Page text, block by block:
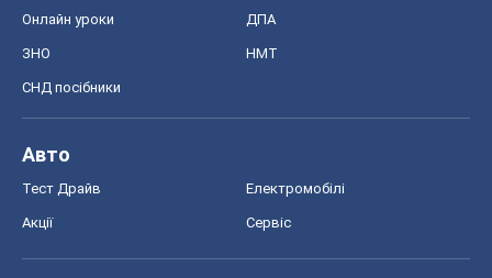
Онлайн уроки ДПА
ЗНО НМТ
СНД посібники
Авто
Тест Драйв Електромобілі
Акції Сервіс